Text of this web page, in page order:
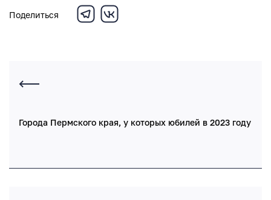
Поделиться
Города Пермского края, у которых юбилей в 2023 году